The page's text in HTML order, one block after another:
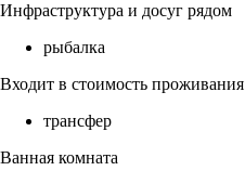
Инфраструктура и досуг рядом
рыбалка
Входит в стоимость проживания
трансфер
Ванная комната